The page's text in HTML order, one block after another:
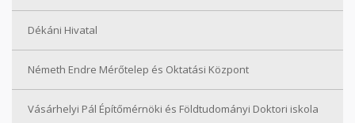
Dékáni Hivatal
Németh Endre Mérőtelep és Oktatási Központ
Vásárhelyi Pál Építőmérnöki és Földtudományi Doktori iskola